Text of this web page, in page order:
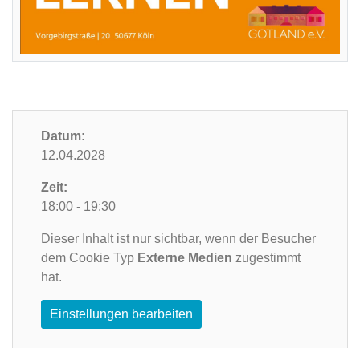
Datum:
12.04.2028
Zeit:
18:00 - 19:30
Dieser Inhalt ist nur sichtbar, wenn der Besucher
dem Cookie Typ Externe Medien zugestimmt
hat.
Einstellungen bearbeiten